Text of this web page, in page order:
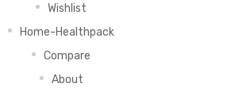
Wishlist
Home-Healthpack
Compare
About